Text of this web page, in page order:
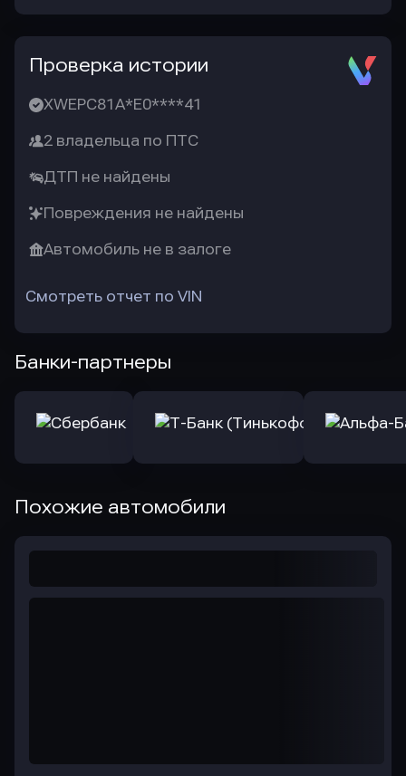
Проверка истории
XWEPC81A*E0****41
2 владельца по ПТС
ДТП не найдены
Повреждения не найдены
Автомобиль не в залоге
Смотреть отчет по VIN
Банки-партнеры
Похожие автомобили